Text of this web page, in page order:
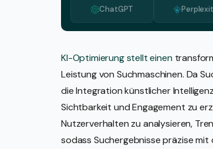
ChatGPT
KI-Optimierung stellt einen
Leistung von Suchmaschinen. Da
die Integration künstlicher
Sichtbarkeit und Engagement zu
Nutzerverhalten zu analysieren,
sodass Suchergebnisse präzise